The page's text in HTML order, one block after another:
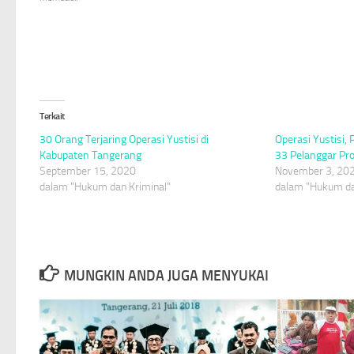
Terkait
30 Orang Terjaring Operasi Yustisi di
Kabupaten Tangerang
September 15, 2020
dalam "Hukum dan Kriminal"
Operasi Yustisi,
33 Pelanggar
November 3,
dalam "Hukum
MUNGKIN ANDA JUGA MENYUKAI